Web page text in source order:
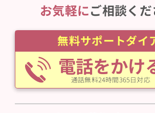
お気軽にご相談くだ
無料サポートダイ
電話をかけ
通話無料24時間365日対応